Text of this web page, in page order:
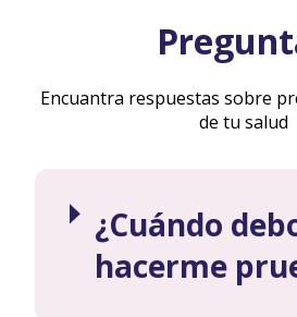
Encuantra respuestas sobre
de tu salud
¿Cuándo
hacerme